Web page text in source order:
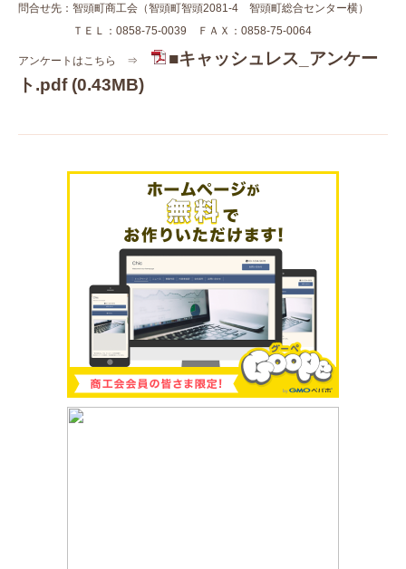
問合せ先：智頭町商工会（智頭町智頭2081-4 智頭町総合センター横）
ＴＥＬ：0858-75-0039 ＦＡＸ：0858-75-0064
アンケートはこちら ⇒
■キャッシュレス_アンケー
ト.pdf(0.43MB)